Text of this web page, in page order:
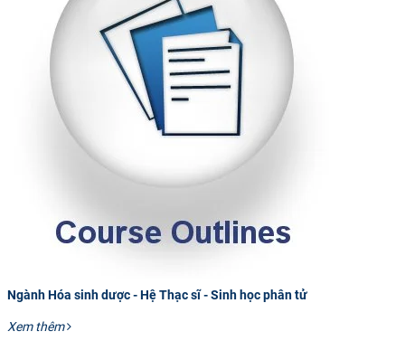
Ngành Hóa sinh dược - Hệ Thạc sĩ - Sinh học phân tử
Xem thêm